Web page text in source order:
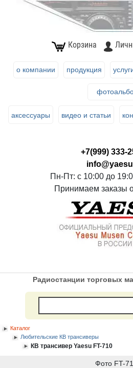
Корзина
о компании продукция
аксессуары видео и статьи
+7(999) 333-
Пн-Пт: с 10:00 до
Принимаем заказы
Радиостанции торговых
Каталог
Любительские КВ трансиверы
КВ трансивер Yaesu FT-710
Фото FT-